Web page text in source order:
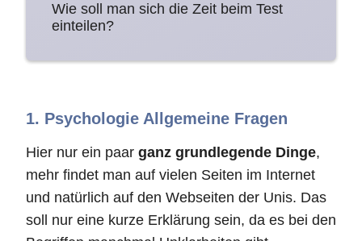
Wie soll man sich die Zeit beim Test
einteilen?
1. Psychologie Allgemeine Fragen
Hier nur ein paar ganz grundlegende Dinge,
mehr findet man auf vielen Seiten im Internet
und natürlich auf den Webseiten der Unis. Das
soll nur eine kurze Erklärung sein, da es bei den